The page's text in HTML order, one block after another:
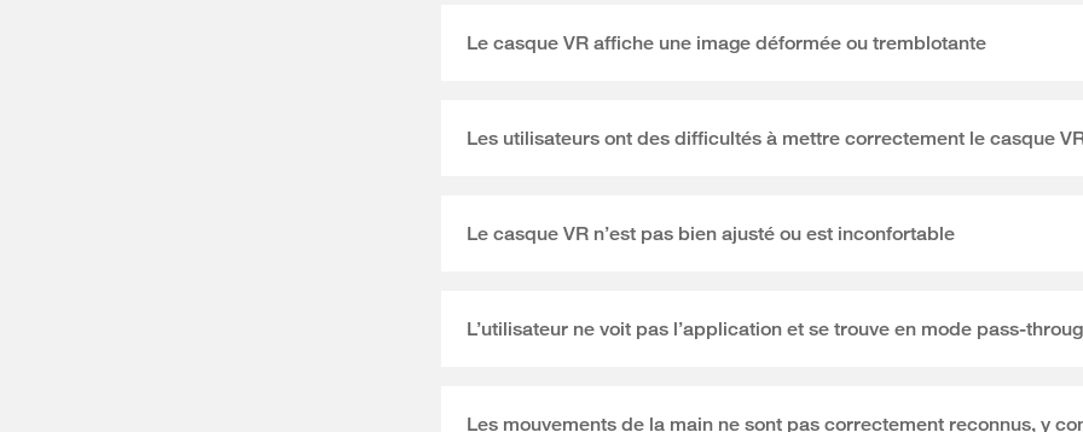
Le casque VR affiche une image déformée ou tremblotante
Les utilisateurs ont des difficultés à mettre correctement le casque
Le casque VR n’est pas bien ajusté ou est inconfortable
L’utilisateur ne voit pas l’application et se trouve en mode pass-
Les mouvements de la main ne sont pas correctement reconnus, y